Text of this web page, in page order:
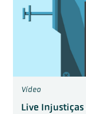
Vídeo
Live